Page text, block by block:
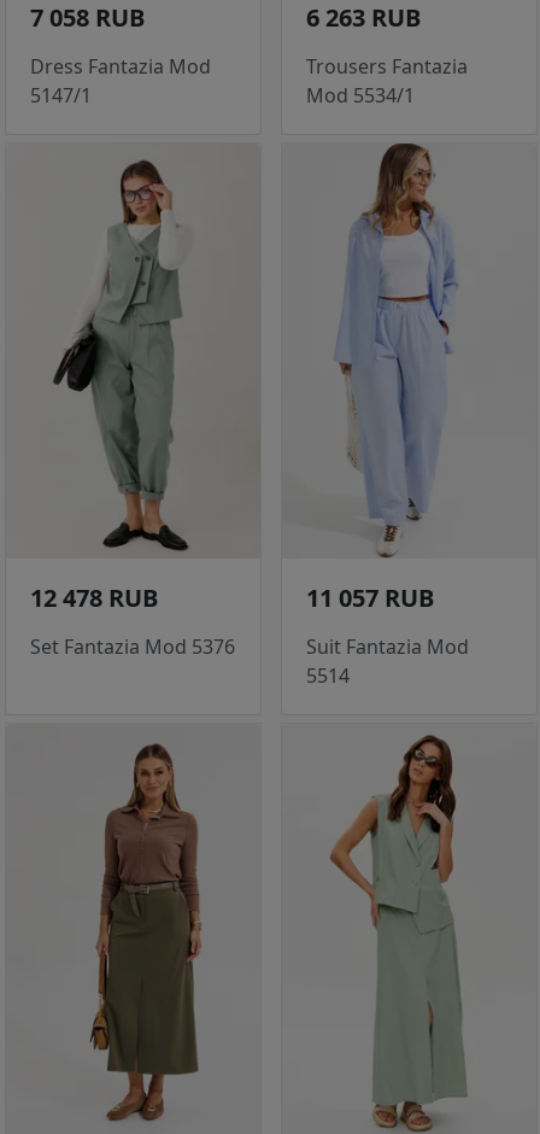
7 058 RUB
Dress Fantazia Mod
5147/1
6 263 RUB
Trousers Fantazia
Mod 5534/1
12 478 RUB
Set Fantazia Mod 5376
11 057 RUB
Suit Fantazia Mod
5514